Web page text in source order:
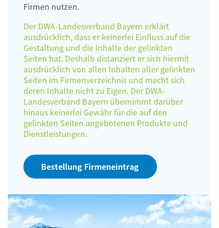
Firmen nutzen.
Der DWA-Landesverband Bayern erklärt
ausdrücklich, dass er keinerlei Einfluss auf die
Gestaltung und die Inhalte der gelinkten
Seiten hat. Deshalb distanziert er sich hiermit
ausdrücklich von allen Inhalten aller gelinkten
Seiten im Firmenverzeichnis und macht sich
deren Inhalte nicht zu Eigen. Der DWA-
Landesverband Bayern übernimmt darüber
hinaus keinerlei Gewähr für die auf den
gelinkten Seiten angebotenen Produkte und
Dienstleistungen.
Bestellung Firmeneintrag